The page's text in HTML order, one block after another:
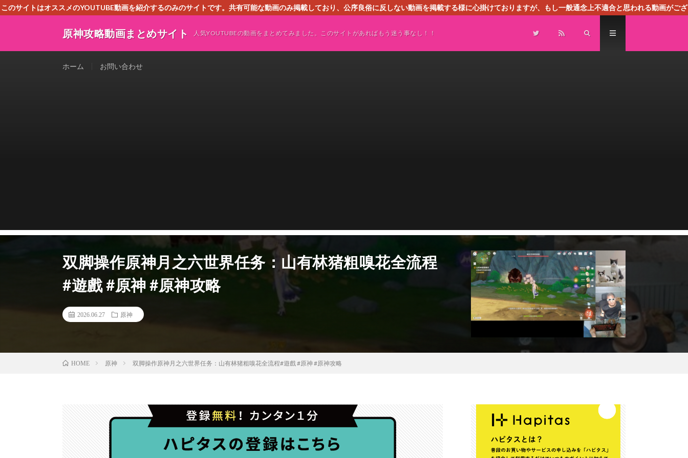
このサイトはオススメのYOUTUBE動画を紹介するのみのサイトです。共有可能な動画のみ掲載しており、公序良俗に反しない動画を掲載する様に心掛けておりますが、もし一般通念上不適合と思われる動画がござ
原神攻略動画まとめサイト 人気YOUTUBEの動画をまとめてみました。このサイトがあればもう迷う事なし！！
ホーム お問い合わせ
双脚操作原神月之六世界任务：山有林猪粗嗅花全流程
#遊戲 #原神 #原神攻略
2026.06.27 原神
HOME 原神 双脚操作原神月之六世界任务：山有林猪粗嗅花全流程#遊戲 #原神 #原神攻略